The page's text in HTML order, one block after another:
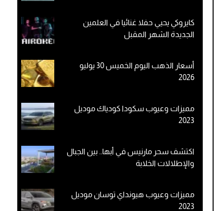
كايروكي يحيي حفلا غنائيا في العلمين
الجديدة الشهر المقبل
أسعار الذهب اليوم الخميس 30 يوليو
2026
مميزات وعيوب سكودا كودياك موديل
2023
اكتشف سحر مارنيس في أبها.. بين الجبال
والإطلالات الخلابة
مميزات وعيوب هيونداي توسان موديل
2023